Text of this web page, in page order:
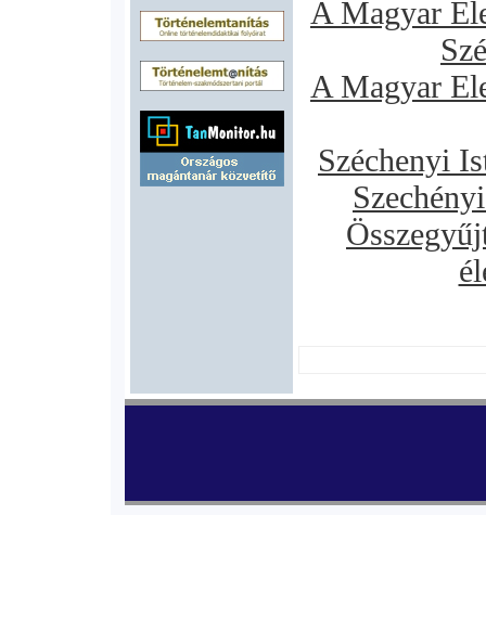
A Magyar
A Magyar
Széchenyi